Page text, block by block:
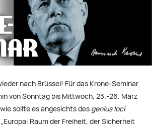
nach Brüssel! Für das Krone-Seminar
von Sonntag bis Mittwoch, 23.-26. März
sollte es angesichts des genius loci
Raum der Freiheit, der Sicherheit